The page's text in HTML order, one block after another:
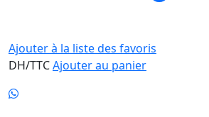
Ajouter à la liste des favoris
DH/TTCAjouter au panier